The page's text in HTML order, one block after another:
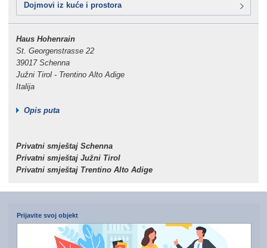
Dojmovi iz kuće i prostora
Haus Hohenrain
St. Georgenstrasse 22
39017 Schenna
Južni Tirol - Trentino Alto Adige
Italija
Opis puta
Privatni smještaj Schenna
Privatni smještaj Južni Tirol
Privatni smještaj Trentino Alto Adige
Prijavite svoj objekt